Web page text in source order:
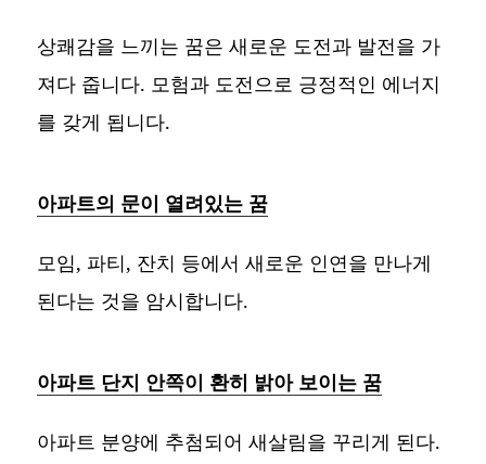
상쾌감을 느끼는 꿈은 새로운 도전과 발전을 가
져다 줍니다. 모험과 도전으로 긍정적인 에너지
를 갖게 됩니다.
아파트의 문이 열려있는 꿈
모임, 파티, 잔치 등에서 새로운 인연을 만나게
된다는 것을 암시합니다.
아파트 단지 안쪽이 환히 밝아 보이는 꿈
아파트 분양에 추첨되어 새살림을 꾸리게 된다.